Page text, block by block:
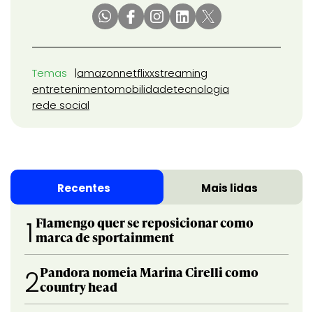
Temas amazonnetflixxstreaming
entretenimentomobilidadetecnologia
rede social
Recentes Mais lidas
1 Flamengo quer se reposicionar como
marca de sportainment
2Pandora nomeia Marina Cirelli como
country head